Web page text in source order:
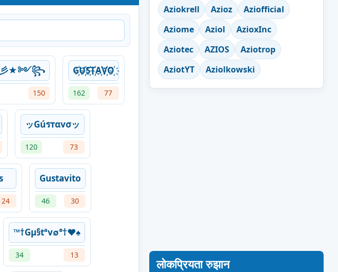
彡★༻꧂
150
G҉U҉S҉T҉A҉V҉O҉
162 77
ッGúรтαvσッ
120 73
24
Gustavito
46 30
™†Gμ§tªv∅°†♥♠
34 13
Aziokrell
Azioz
Aziofficial
Aziome
Aziol
AzioxInc
Aziotec
AZIOS
Aziotrop
AziotYT
Aziolkowski
लोकप्रियता रुझान